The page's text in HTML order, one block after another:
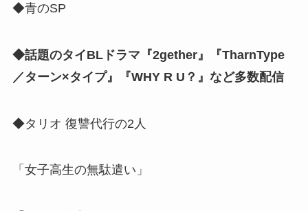
◆青のSP
◆話題のタイBLドラマ『2gether』『TharnType
／ターン×タイプ』『WHY R U？』など多数配信
◆タリオ 復讐代行の2人
「女子高生の無駄遣い」